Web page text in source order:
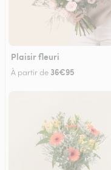
Plaisir fleuri
À partir de 36€95